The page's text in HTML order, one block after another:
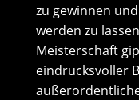
zu gewinnen
werden zu
Meisterschaft
eindrucksvoller